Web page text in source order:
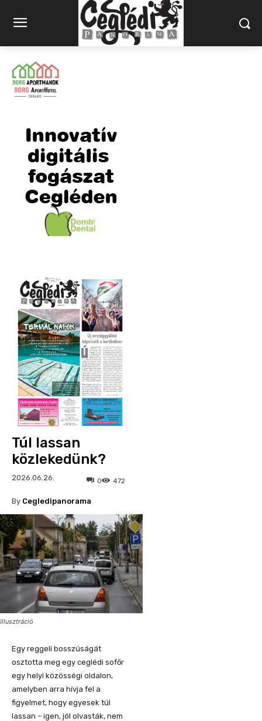
Túl lassan
közlekedünk?
2026.06.26. 472
0
By Cegledipanorama
Illusztráció
Egy reggeli bosszúságát
osztotta meg egy ceglédi sofőr
egy helyi közösségi oldalon,
amelyben arra hívja fel a
figyelmet, hogy egyesek túl
lassan – igen, jól olvasták, nem